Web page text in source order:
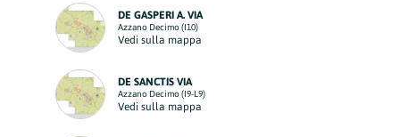
DE GASPERI A. VIA
Azzano Decimo (I10)
Vedi sulla mappa
DE SANCTIS VIA
Azzano Decimo (I9-L9)
Vedi sulla mappa